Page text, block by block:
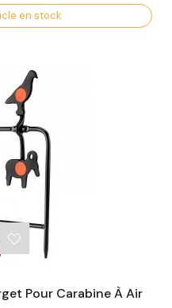
en stock
Pour Carabine À Air